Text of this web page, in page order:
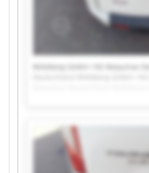
Widoberg GmbH / NS Maquinas
NS Maquinas Deutschland
Widoberg GmbH / NS Maquinas
Deutschland Widoberg GmbH /
Maquinas Deutschland